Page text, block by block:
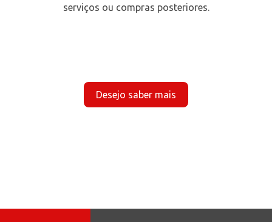
serviços ou compras posteriores.
Desejo saber mais